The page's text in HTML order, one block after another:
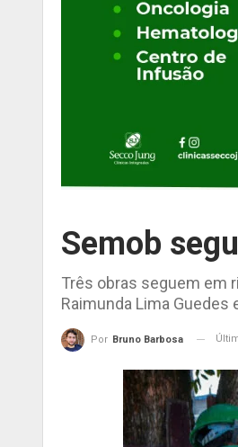
Semob
Três obras seguem em
Raimunda Lima Guedes
Por Bruno Barbosa